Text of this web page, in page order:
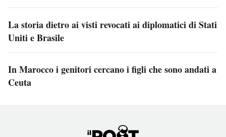
La storia dietro ai visti revocati ai diplomatici di Stati
Uniti e Brasile
In Marocco i genitori cercano i figli che sono andati a
Ceuta